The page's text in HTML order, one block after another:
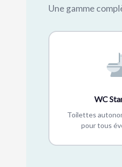
Une gamme
WC
Toilettes
pour tous